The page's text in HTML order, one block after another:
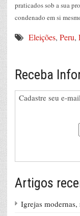
praticados sob a sua
condenado em si
Eleições, Peru,
Receba
Cadastre seu e-
Artigos
Igrejas modernas,